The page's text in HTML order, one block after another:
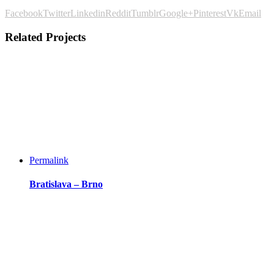
FacebookTwitterLinkedinRedditTumblrGoogle+PinterestVkEmail
Related Projects
Permalink
Bratislava – Brno